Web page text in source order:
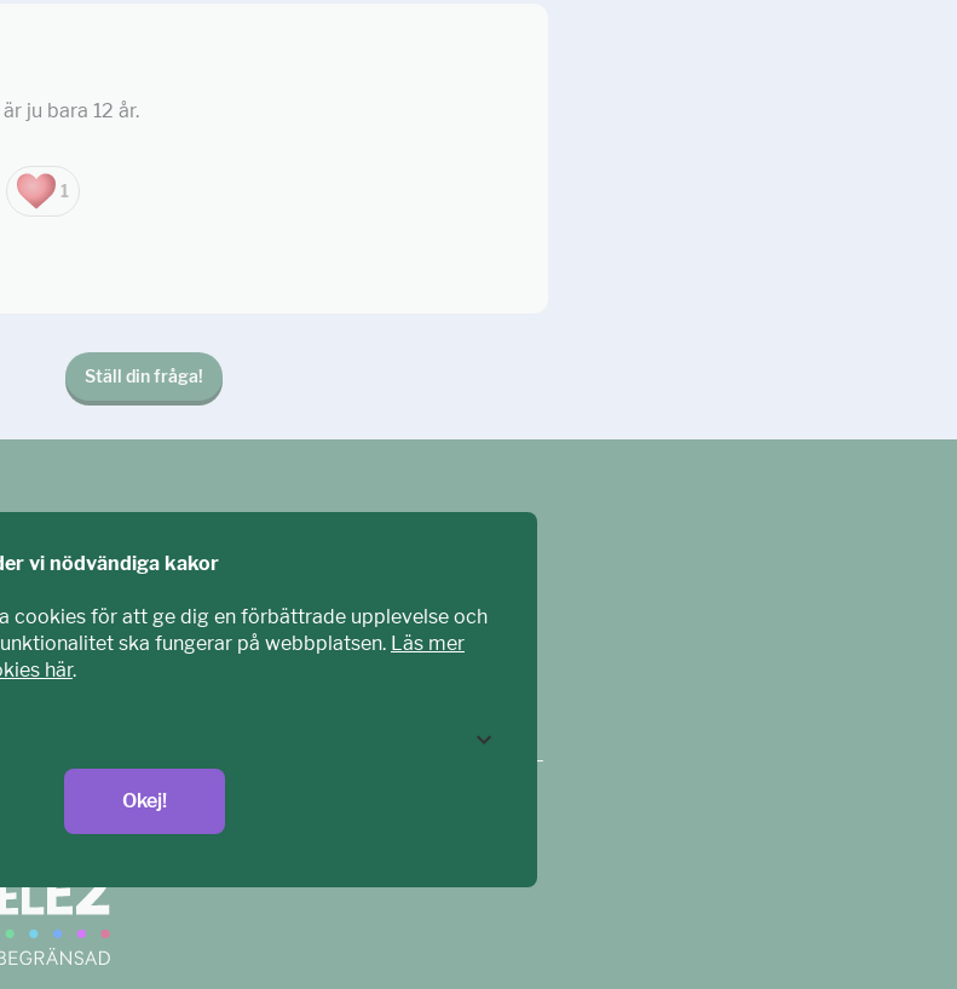
ju bara 12 år.
1
Ställ din fråga!
med barn och unga. Vi är en del av ECPAT Sverige –
mot sexuell exploatering av barn.
vi nödvändiga kakor
cookies för att ge dig en förbättrade upplevelse och
ska fungerar på webbplatsen. Läs mer
här.
Okej!